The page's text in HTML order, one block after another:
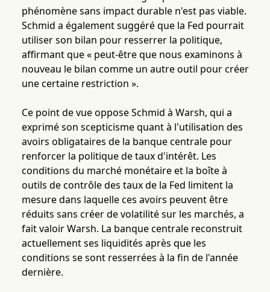
phénomène sans impact durable n'est pas viable.
Schmid a également suggéré que la Fed pourrait
utiliser son bilan pour resserrer la politique,
affirmant que « peut-être que nous examinons à
nouveau le bilan comme un autre outil pour créer
une certaine restriction ».
Ce point de vue oppose Schmid à Warsh, qui a
exprimé son scepticisme quant à l'utilisation des
avoirs obligataires de la banque centrale pour
renforcer la politique de taux d'intérêt. Les
conditions du marché monétaire et la boîte à
outils de contrôle des taux de la Fed limitent la
mesure dans laquelle ces avoirs peuvent être
réduits sans créer de volatilité sur les marchés, a
fait valoir Warsh. La banque centrale reconstruit
actuellement ses liquidités après que les
conditions se sont resserrées à la fin de l'année
dernière.